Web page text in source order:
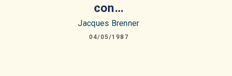
con…
Jacques Brenner
04/05/1987